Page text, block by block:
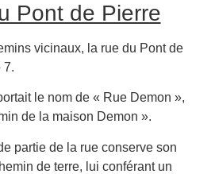
Pont de Pierre
vicinaux, la rue du Pont de
7.
le nom de « Rue Demon »,
de la maison Demon ».
partie de la rue conserve son
de terre, lui conférant un